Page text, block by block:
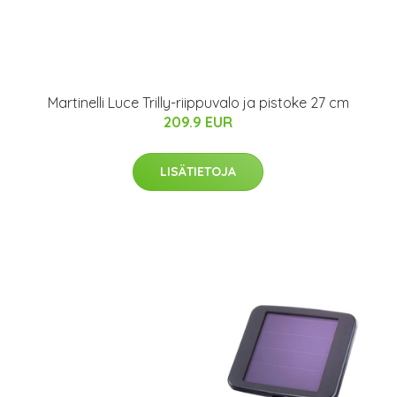
Martinelli Luce Trilly-riippuvalo ja pistoke 27 cm
209.9 EUR
LISÄTIETOJA